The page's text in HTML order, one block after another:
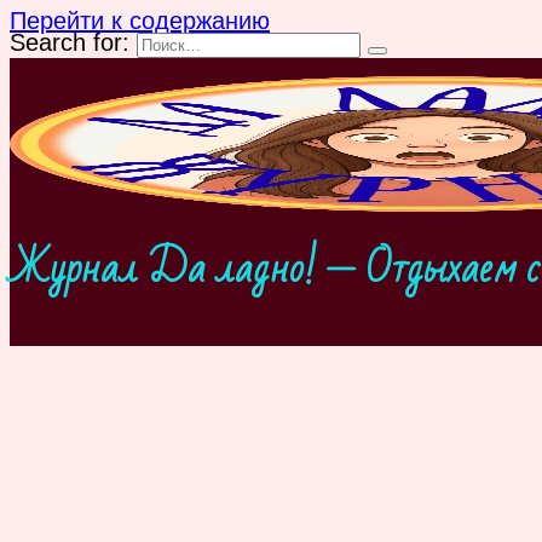
Перейти к содержанию
Search for:
Журнал Да ладно! — Отдыхаем с